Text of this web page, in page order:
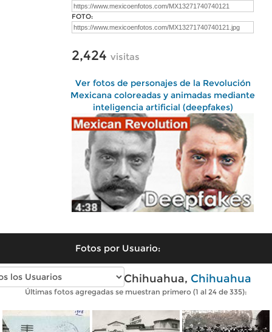
FOTO:
2,424 visitas
Ver fotos de personajes de la Revolución
Mexicana coloreadas y animadas mediante
inteligencia artificial (deepfakes)
Fotos por Usuario:
Fotos antiguas de Chihuahua, Chihuahua
Últimas fotos agregadas se muestran primero (1 al 24 de 335):